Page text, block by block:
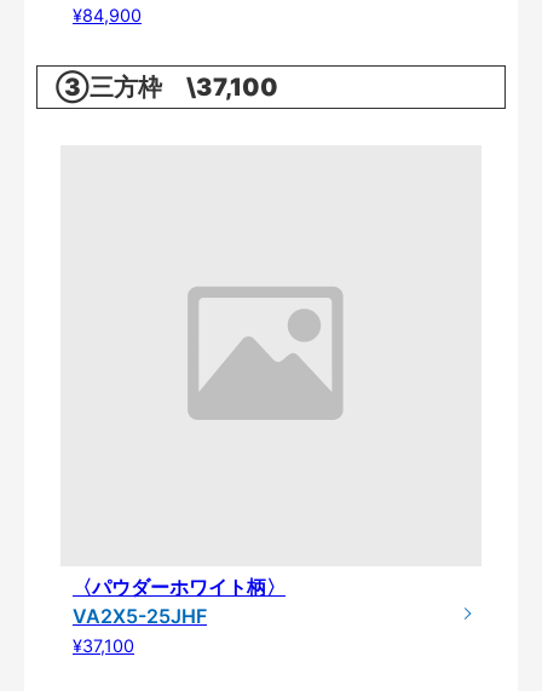
¥84,900
③三方枠 \37,100
〈パウダーホワイト柄〉
VA2X5-25JHF
¥37,100